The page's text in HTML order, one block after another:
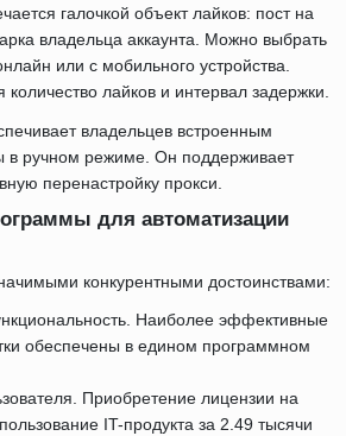
галочкой объект лайков: пост на
владельца аккаунта. Можно выбрать
или с мобильного устройства.
количество лайков и интервал задержки.
владельцев встроенным
в ручном режиме. Он поддерживает
перенастройку прокси.
для автоматизации
конкурентными достоинствами:
Наиболее эффективные
обеспечены в едином программном
Приобретение лицензии на
IT-продукта за 2.49 тысячи